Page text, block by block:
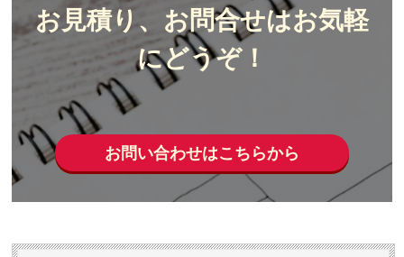
お見積り、お問合せはお気軽
にどうぞ！
お問い合わせはこちらから